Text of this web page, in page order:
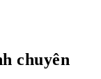
chuyên